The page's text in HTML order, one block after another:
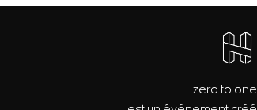
zero to one